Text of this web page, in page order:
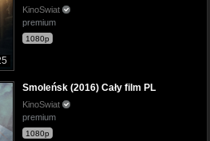
KinoSwiat
premium
1080p
Smoleńsk (2016) Cały film PL
KinoSwiat
premium
1080p